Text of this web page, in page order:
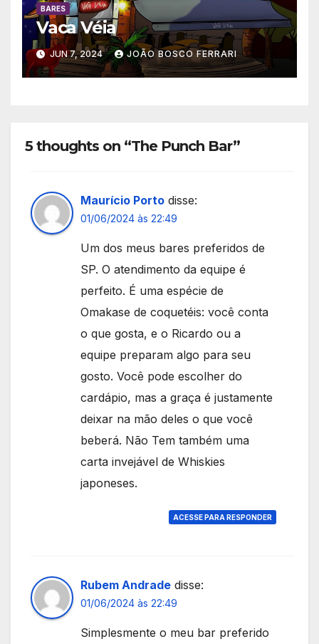
BARES
Vaca Véia
JUN 7, 2024 JOÃO BOSCO FERRARI
5 thoughts on “The Punch Bar”
Maurício Porto disse:
01/06/2024 às 22:49
Um dos meus bares preferidos de
SP. O atendimento da equipe é
perfeito. É uma espécie de
Omakase de coquetéis: você conta
o que gosta, e o Ricardo ou a
equipe preparam algo para seu
gosto. Você pode escolher do
cardápio, mas a graça é justamente
deixar na mão deles o que você
beberá. Não Tem também uma
carta invejável de Whiskies
japoneses.
ACESSE PARA RESPONDER
Rubem Andrade disse:
01/06/2024 às 22:49
Simplesmente o meu bar preferido